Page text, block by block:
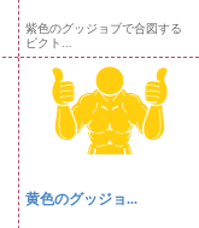
紫色のグッジョブで合図する
ピクト...
黄色のグッジョ...